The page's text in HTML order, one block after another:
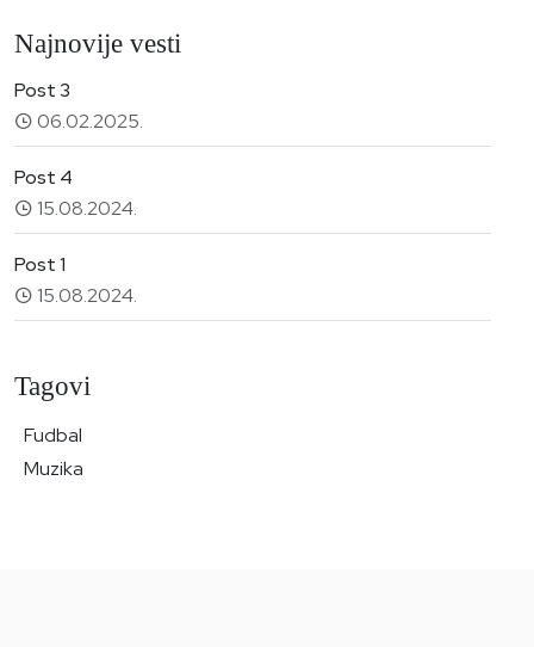
Najnovije vesti
Post 3
06.02.2025.
Post 4
15.08.2024.
Post 1
15.08.2024.
Tagovi
Fudbal
Muzika